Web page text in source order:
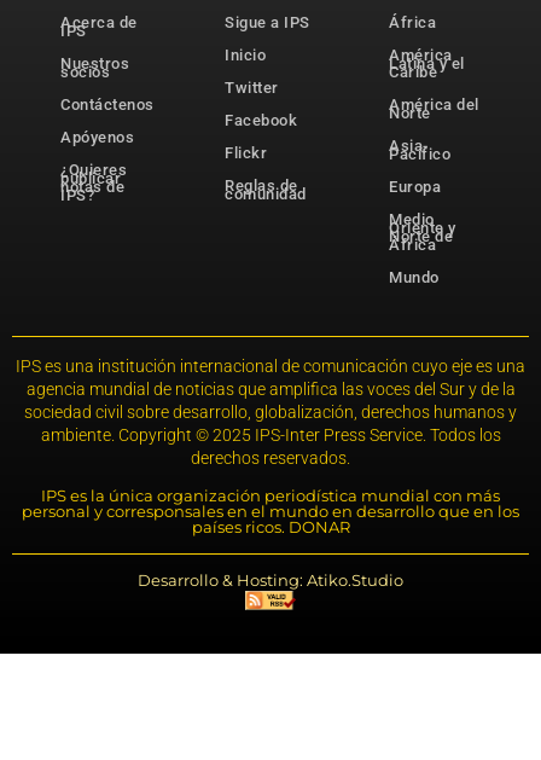
Acerca de
IPS
Nuestros
socios
Contáctenos
Apóyenos
¿Quieres
publicar
notas de
IPS?
Sigue a IPS
Inicio
Twitter
Facebook
Flickr
Reglas de
comunidad
África
América
Latina y el
Caribe
América del
Norte
Asia-
Pacífico
Europa
Medio
Oriente y
Norte de
África
Mundo
IPS es una institución internacional de comunicación cuyo eje es una
agencia mundial de noticias que amplifica las voces del Sur y de la
sociedad civil sobre desarrollo, globalización, derechos humanos y
ambiente. Copyright © 2025 IPS-Inter Press Service. Todos los
derechos reservados.
IPS es la única organización periodística mundial con más
personal y corresponsales en el mundo en desarrollo que en los
países ricos. DONAR
Desarrollo & Hosting: Atiko.Studio